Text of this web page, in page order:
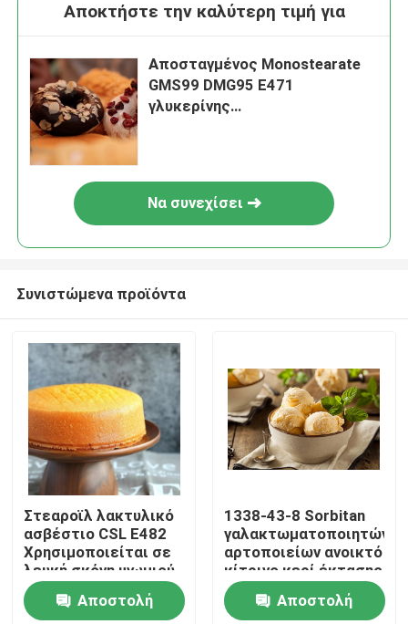
Προϊόντα
Βίντεο
Αποκτήστε την καλύτερη τιμή για
Αποσταγμένος Monostearate
GMS99 DMG95 E471
γλυκερίνης
Να συνεχίσει
Συνιστώμενα προϊόντα
Στεαροϊλ λακτυλικό
ασβέστιο CSL E482
Χρησιμοποιείται σε
λευκή σκόνη ψωμιού
Αποστολή
1338-43-8 Sorbitan
γαλακτωματοποιητών
αρτοποιείων ανοικτό
κίτρινο κερί έκτασης
E491 εστέρων
λιπαρού οξέος
Αποστολή